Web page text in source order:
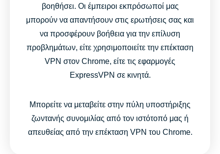
βοηθήσει. Οι έμπειροι εκπρόσωποί μας
μπορούν να απαντήσουν στις ερωτήσεις σας και
να προσφέρουν βοήθεια για την επίλυση
προβλημάτων, είτε χρησιμοποιείτε την επέκταση
VPN στον Chrome, είτε τις εφαρμογές
ExpressVPN σε κινητά.
Μπορείτε να μεταβείτε στην πύλη υποστήριξης
ζωντανής συνομιλίας από τον ιστότοπό μας ή
απευθείας από την επέκταση VPN του Chrome.